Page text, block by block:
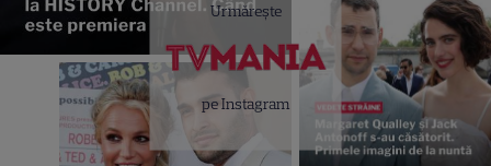
Urmărește
pe Instagram